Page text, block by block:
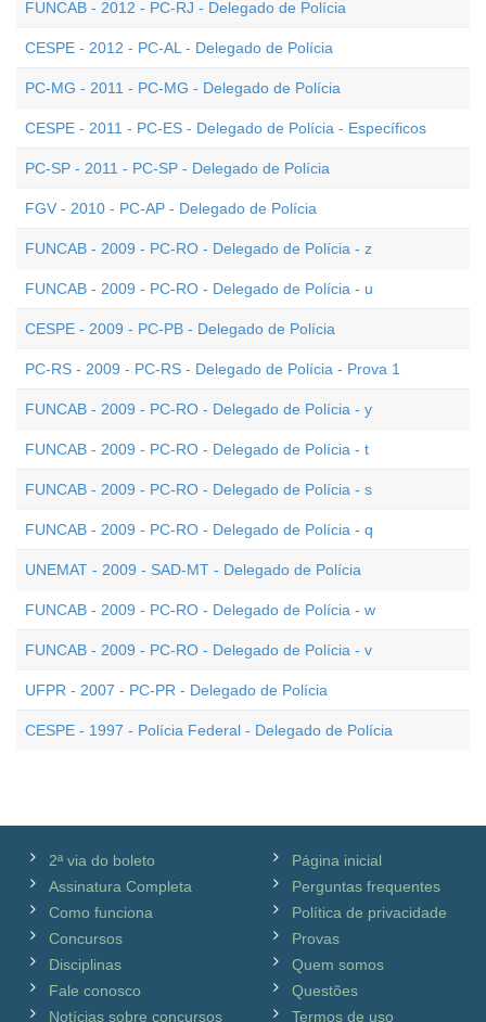
FUNCAB - 2012 - PC-RJ - Delegado de Polícia
CESPE - 2012 - PC-AL - Delegado de Polícia
PC-MG - 2011 - PC-MG - Delegado de Polícia
CESPE - 2011 - PC-ES - Delegado de Polícia - Específicos
PC-SP - 2011 - PC-SP - Delegado de Polícia
FGV - 2010 - PC-AP - Delegado de Polícia
FUNCAB - 2009 - PC-RO - Delegado de Polícia - z
FUNCAB - 2009 - PC-RO - Delegado de Polícia - u
CESPE - 2009 - PC-PB - Delegado de Polícia
PC-RS - 2009 - PC-RS - Delegado de Polícia - Prova 1
FUNCAB - 2009 - PC-RO - Delegado de Polícia - y
FUNCAB - 2009 - PC-RO - Delegado de Polícia - t
FUNCAB - 2009 - PC-RO - Delegado de Polícia - s
FUNCAB - 2009 - PC-RO - Delegado de Polícia - q
UNEMAT - 2009 - SAD-MT - Delegado de Polícia
FUNCAB - 2009 - PC-RO - Delegado de Polícia - w
FUNCAB - 2009 - PC-RO - Delegado de Polícia - v
UFPR - 2007 - PC-PR - Delegado de Polícia
CESPE - 1997 - Polícia Federal - Delegado de Polícia
2ª via do boleto
Assinatura Completa
Como funciona
Concursos
Disciplinas
Fale conosco
Notícias sobre concursos
Página inicial
Perguntas frequentes
Política de privacidade
Provas
Quem somos
Questões
Termos de uso